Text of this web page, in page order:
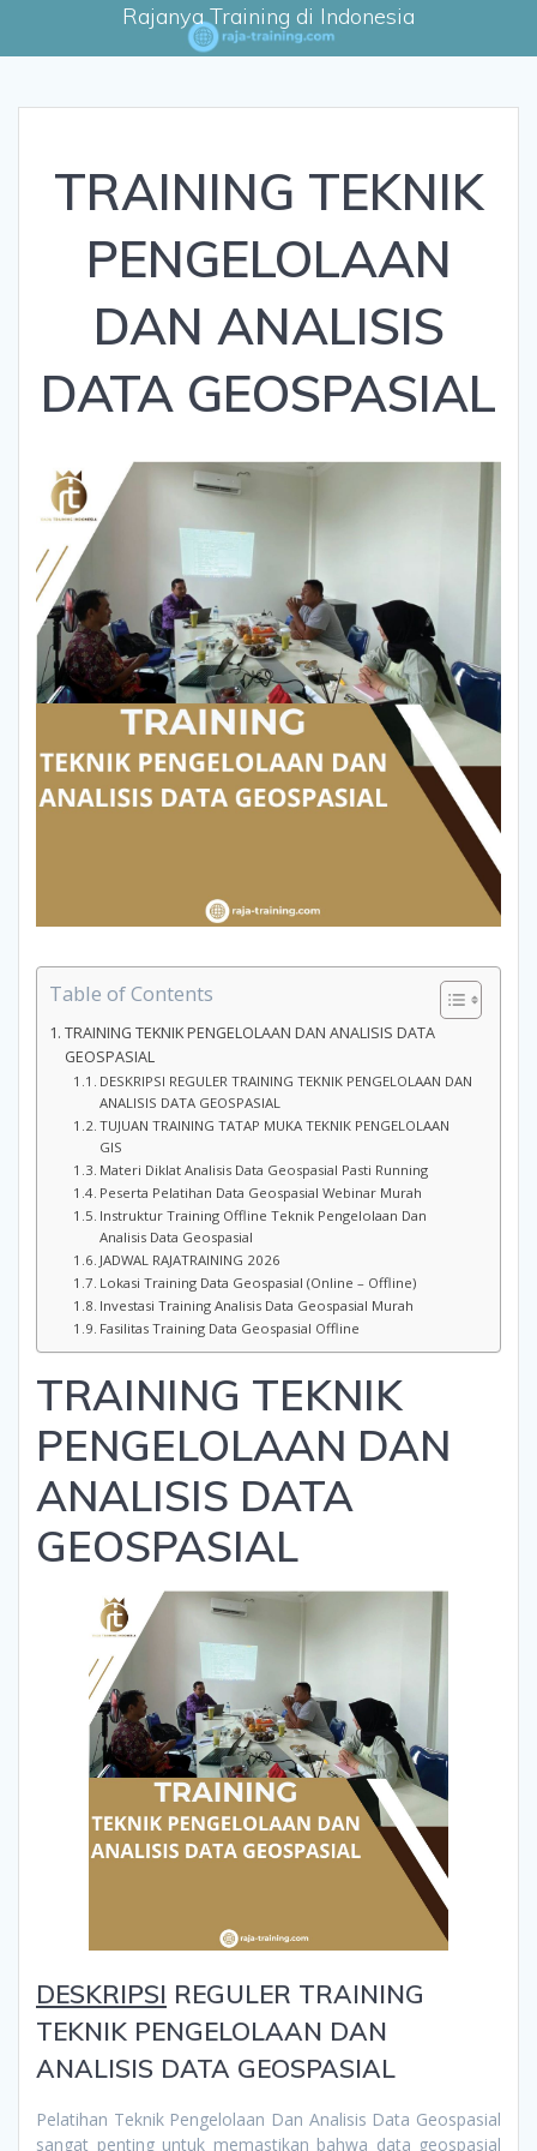
Rajanya Training di Indonesia
TRAINING TEKNIK
PENGELOLAAN
DAN ANALISIS
DATA GEOSPASIAL
Table of Contents
TRAINING TEKNIK PENGELOLAAN DAN ANALISIS DATA
GEOSPASIAL
DESKRIPSI REGULER TRAINING TEKNIK PENGELOLAAN DAN
ANALISIS DATA GEOSPASIAL
TUJUAN TRAINING TATAP MUKA TEKNIK PENGELOLAAN
GIS
Materi Diklat Analisis Data Geospasial Pasti Running
Peserta Pelatihan Data Geospasial Webinar Murah
Instruktur Training Offline Teknik Pengelolaan Dan
Analisis Data Geospasial
JADWAL RAJATRAINING 2026
Lokasi Training Data Geospasial (Online – Offline)
Investasi Training Analisis Data Geospasial Murah
Fasilitas Training Data Geospasial Offline
TRAINING TEKNIK
PENGELOLAAN DAN
ANALISIS DATA
GEOSPASIAL
DESKRIPSI REGULER TRAINING
TEKNIK PENGELOLAAN DAN
ANALISIS DATA GEOSPASIAL
Pelatihan Teknik Pengelolaan Dan Analisis Data Geospasial
sangat penting untuk memastikan bahwa data geospasial